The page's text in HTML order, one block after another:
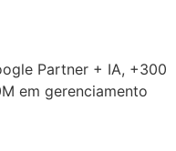
Partner + IA, +300
em gerenciamento